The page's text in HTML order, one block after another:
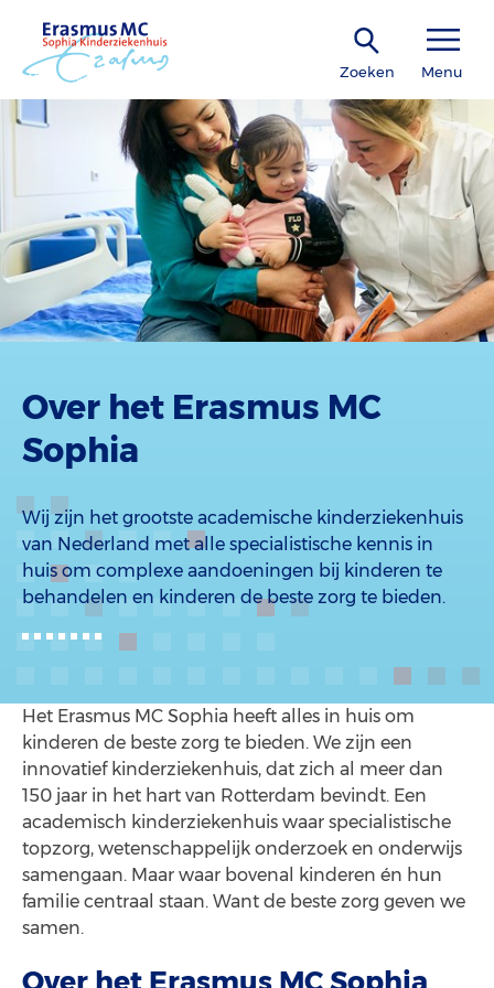
Zoeken Menu
Over het Erasmus MC
Sophia
Wij zijn het grootste academische kinderziekenhuis
van Nederland met alle specialistische kennis in
huis om complexe aandoeningen bij kinderen te
behandelen en kinderen de beste zorg te bieden.
Het Erasmus MC Sophia heeft alles in huis om
kinderen de beste zorg te bieden. We zijn een
innovatief kinderziekenhuis, dat zich al meer dan
150 jaar in het hart van Rotterdam bevindt. Een
academisch kinderziekenhuis waar specialistische
topzorg, wetenschappelijk onderzoek en onderwijs
samengaan. Maar waar bovenal kinderen én hun
familie centraal staan. Want de beste zorg geven we
samen.
Over het Erasmus MC Sophia